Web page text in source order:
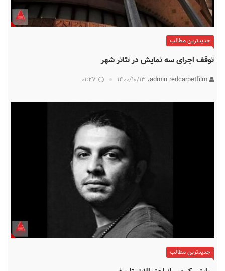
جدیدترین مطالب
توقف اجرای سه نمایش در تئاتر شهر
۱۴۰۰/۱۰/۱۳ 01:27
جدیدترین مطالب